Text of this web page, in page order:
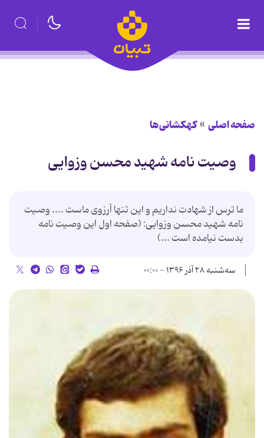
صفحه اصلی کهکشانی‌ها
وصیت نامه شهید محسن وزوایی
ما ترس از شهادت نداریم و این تنها آرزوى ماست .... وصیت
نامه شهید محسن وزوایی: (صفحه اول این وصیت نامه
بدست نیامده است ...)
سه‌شنبه ۲۸ آذر ۱۳۹۶ - ۰۰:۰۰